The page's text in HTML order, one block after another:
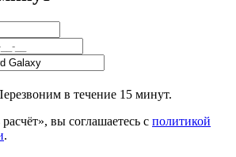
в течение 15 минут.
вы соглашаетесь с политикой
.